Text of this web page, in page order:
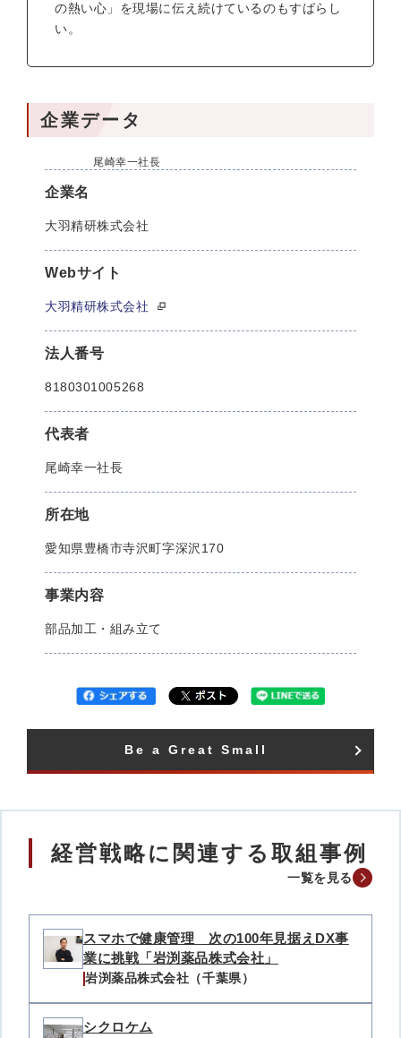
の熱い心」を現場に伝え続けているのもすばらし
い。
企業データ
尾崎幸一社長
企業名
大羽精研株式会社
Webサイト
大羽精研株式会社
法人番号
8180301005268
代表者
尾崎幸一社長
所在地
愛知県豊橋市寺沢町字深沢170
事業内容
部品加工・組み立て
Be a Great Small​
経営戦略に関連する取組事例
一覧を見る
スマホで健康管理 次の100年見据えDX事
業に挑戦「岩渕薬品株式会社」
岩渕薬品株式会社（千葉県）
シクロケム